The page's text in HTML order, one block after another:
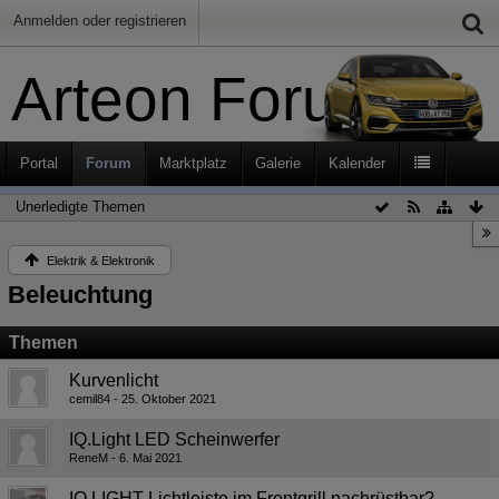
Anmelden oder registrieren
Arteon Forum
Portal Forum Marktplatz Galerie Kalender
Unerledigte Themen
Elektrik & Elektronik
Beleuchtung
Themen
Kurvenlicht
cemil84 25. Oktober 2021
IQ.Light LED Scheinwerfer
ReneM 6. Mai 2021